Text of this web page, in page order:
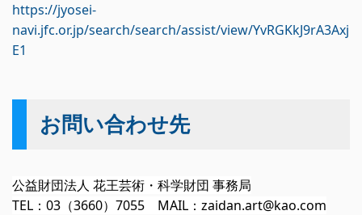
https://jyosei-
navi.jfc.or.jp/search/search/assist/view/YvRGKkJ9rA3Axj
E1
お問い合わせ先
公益財団法人 花王芸術・科学財団 事務局
TEL：03（3660）7055 MAIL：zaidan.art@kao.com